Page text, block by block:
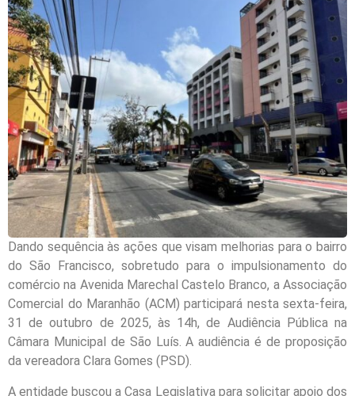
Dando sequência às ações que visam melhorias para o bairro
do São Francisco, sobretudo para o impulsionamento do
comércio na Avenida Marechal Castelo Branco, a Associação
Comercial do Maranhão (ACM) participará nesta sexta-feira,
31 de outubro de 2025, às 14h, de Audiência Pública na
Câmara Municipal de São Luís. A audiência é de proposição
da vereadora Clara Gomes (PSD).
A entidade buscou a Casa Legislativa para solicitar apoio dos